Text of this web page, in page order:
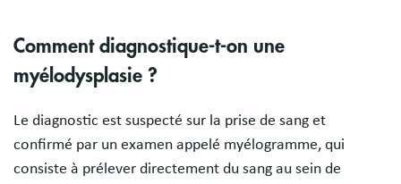
Comment diagnostique-t-on une
myélodysplasie ?
Le diagnostic est suspecté sur la prise de sang et
confirmé par un examen appelé myélogramme, qui
consiste à prélever directement du sang au sein de